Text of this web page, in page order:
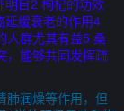
明目2 枸杞的功效
延缓衰老的作用4
人群尤其有益5 桑
，能够共同发挥疏
肺润燥等作用，但